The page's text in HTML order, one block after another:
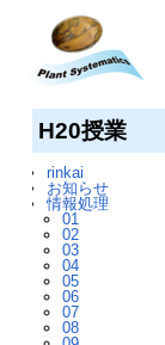
H20授業
rinkai
お知らせ
情報処理
01
02
03
04
05
06
07
08